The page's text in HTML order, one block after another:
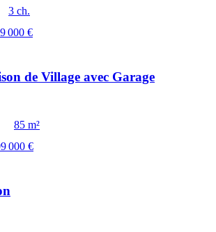
3 ch.
000 €
de Village avec Garage
85 m²
000 €